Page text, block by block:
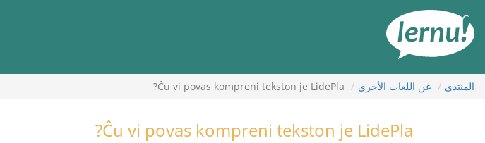
المحتويات
المنتدى عن اللغات الأخرى Ĉu vi povas kompreni tekston je LidePla?
Ĉu vi povas kompreni tekston je LidePla?